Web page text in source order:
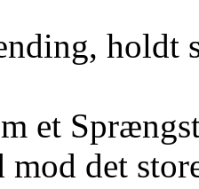
holdt
et
mod det